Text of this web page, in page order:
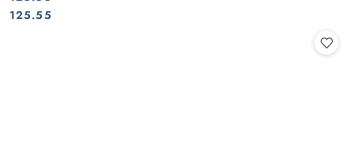
Cena:
Cena:
125.55